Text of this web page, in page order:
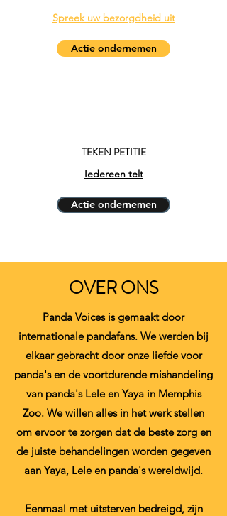
Spreek uw bezorgdheid uit
Actie ondernemen
TEKEN PETITIE
Iedereen telt
Actie ondernemen
OVER ONS
Panda Voices is gemaakt door
internationale pandafans. We werden bij
elkaar gebracht door onze liefde voor
panda's en de voortdurende mishandeling
van panda's Lele en Yaya in Memphis
Zoo. We willen alles in het werk stellen
om ervoor te zorgen dat de beste zorg en
de juiste behandelingen worden gegeven
aan Yaya, Lele en panda's wereldwijd.
Eenmaal met uitsterven bedreigd, zijn